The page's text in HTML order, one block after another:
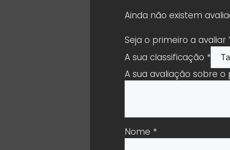
Ainda não existem
Seja o primeiro a avaliar
A sua classificação *
A sua avaliação sobre o
Nome *